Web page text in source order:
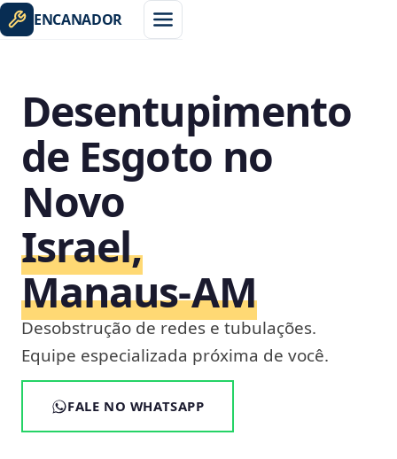
ENCANADOR
Desentupimento
de Esgoto no
Novo
Israel,
Manaus‑AM
Desobstrução de redes e tubulações.
Equipe especializada próxima de você.
FALE NO WHATSAPP